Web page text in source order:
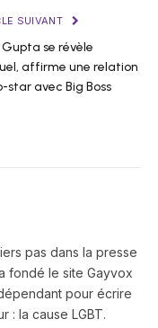
SUIVANT
Gupta se révèle
affirme une relation
star avec Big Boss
pas dans la presse
fondé le site Gayvox
pour écrire
: la cause LGBT.